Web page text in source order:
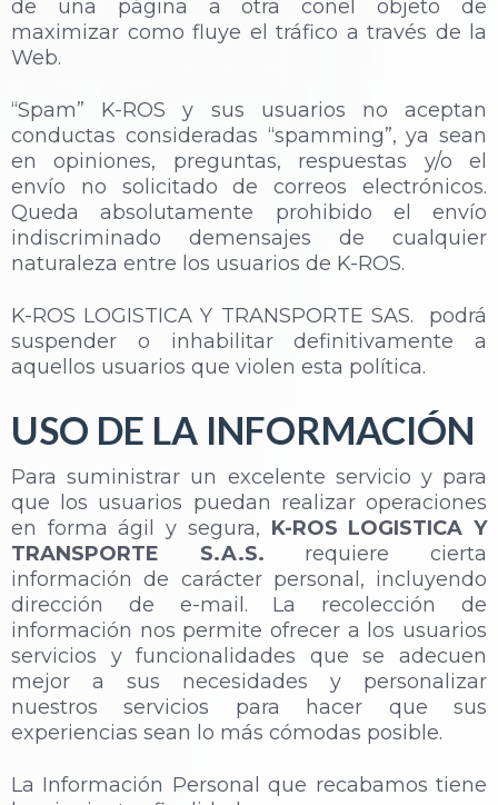
de una página a otra conel objeto de
maximizar como fluye el tráfico a través de la
Web.
“Spam” K-ROS y sus usuarios no aceptan
conductas consideradas “spamming”, ya sean
en opiniones, preguntas, respuestas y/o el
envío no solicitado de correos electrónicos.
Queda absolutamente prohibido el envío
indiscriminado demensajes de cualquier
naturaleza entre los usuarios de K-ROS.
K-ROS LOGISTICA Y TRANSPORTE SAS. podrá
suspender o inhabilitar definitivamente a
aquellos usuarios que violen esta política.
USO DE LA INFORMACIÓN
Para suministrar un excelente servicio y para
que los usuarios puedan realizar operaciones
en forma ágil y segura, K-ROS LOGISTICA Y
TRANSPORTE S.A.S. requiere cierta
información de carácter personal, incluyendo
dirección de e-mail. La recolección de
información nos permite ofrecer a los usuarios
servicios y funcionalidades que se adecuen
mejor a sus necesidades y personalizar
nuestros servicios para hacer que sus
experiencias sean lo más cómodas posible.
La Información Personal que recabamos tiene